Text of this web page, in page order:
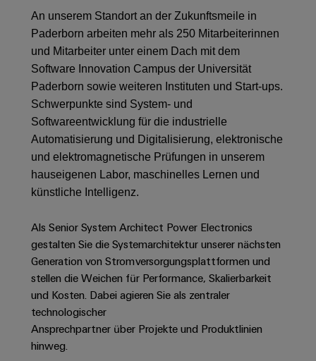
-
verteilung
Stabilität
Sicherheit
für
moderne
Energienetze
Gebäudeinfrastruktur
Lösungen
für
die
spezifischen
in
der
Gebäudeinfrastruktur
Gerätehersteller
Innovative
Verbindungslösungen
Geräte
Feldebene
Feldverdrahtung
Smart
Cabinet
Building
Smart
Metering
Weidmüller
Workplace
Solutions
Systeme
und
Lösungen
Migrationslösungen
Serviceschnittstellen
Verteilerboxen
Elektronik
Koppelrelais
&
Halbleiterrelais
Trennverstärker
und
Messumformer
Stromversorgungen
Elektronikgehäuse
Blitz-
Consulting
Digitales
Engineering
Weidmüller
Configurator
PCB
Connector
Services
Akkreditiertes
Labor
Support
Technischer
Support
Umweltbezogene
Newsletter
Anmeldung
Kundenservice
Webshop
Preisliste
Kataloganforderung
Welt
Orange
Mag
|
Kundenmagazin
Länder
Management
Informationen
und
Zertifikate
Presse
Unternehmensmeldungen
Fachpressemeldungen
für
Studierende
Für
Schülerinnen
und
Schüler
Ausbildung
Duales
Schülerpraktika
Erfolgreiche
Karrierewege
Offene
Ausbildungs-
An unserem Standort an der Zukunftsmeile in
Paderborn arbeiten mehr als 250 Mitarbeiterinnen
und Mitarbeiter unter einem Dach mit dem
Software Innovation Campus der Universität
Paderborn sowie weiteren Instituten und Start-ups.
Schwerpunkte sind System- und
Softwareentwicklung für die industrielle
Automatisierung und Digitalisierung, elektronische
und elektromagnetische Prüfungen in unserem
hauseigenen Labor, maschinelles Lernen und
künstliche Intelligenz.
Als Senior System Architect Power Electronics
gestalten Sie die Systemarchitektur unserer nächsten
Generation von Stromversorgungsplattformen und
stellen die Weichen für Performance, Skalierbarkeit
und Kosten. Dabei agieren Sie als zentraler
technologischer
Ansprechpartner über Projekte und Produktlinien
hinweg.